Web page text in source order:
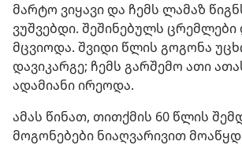
მარტო ვიყავი და ჩემს ლამაზ
ვუშვებდი. შეშინებულს ცრემლები
მცვიოდა. შვიდი წლის გოგონა
დავიკარგე; ჩემს გარშემო ათი
ადამიანი ირეოდა.
ამას წინათ, თითქმის 60 წლის
მოგონებები ნიაღვარივით